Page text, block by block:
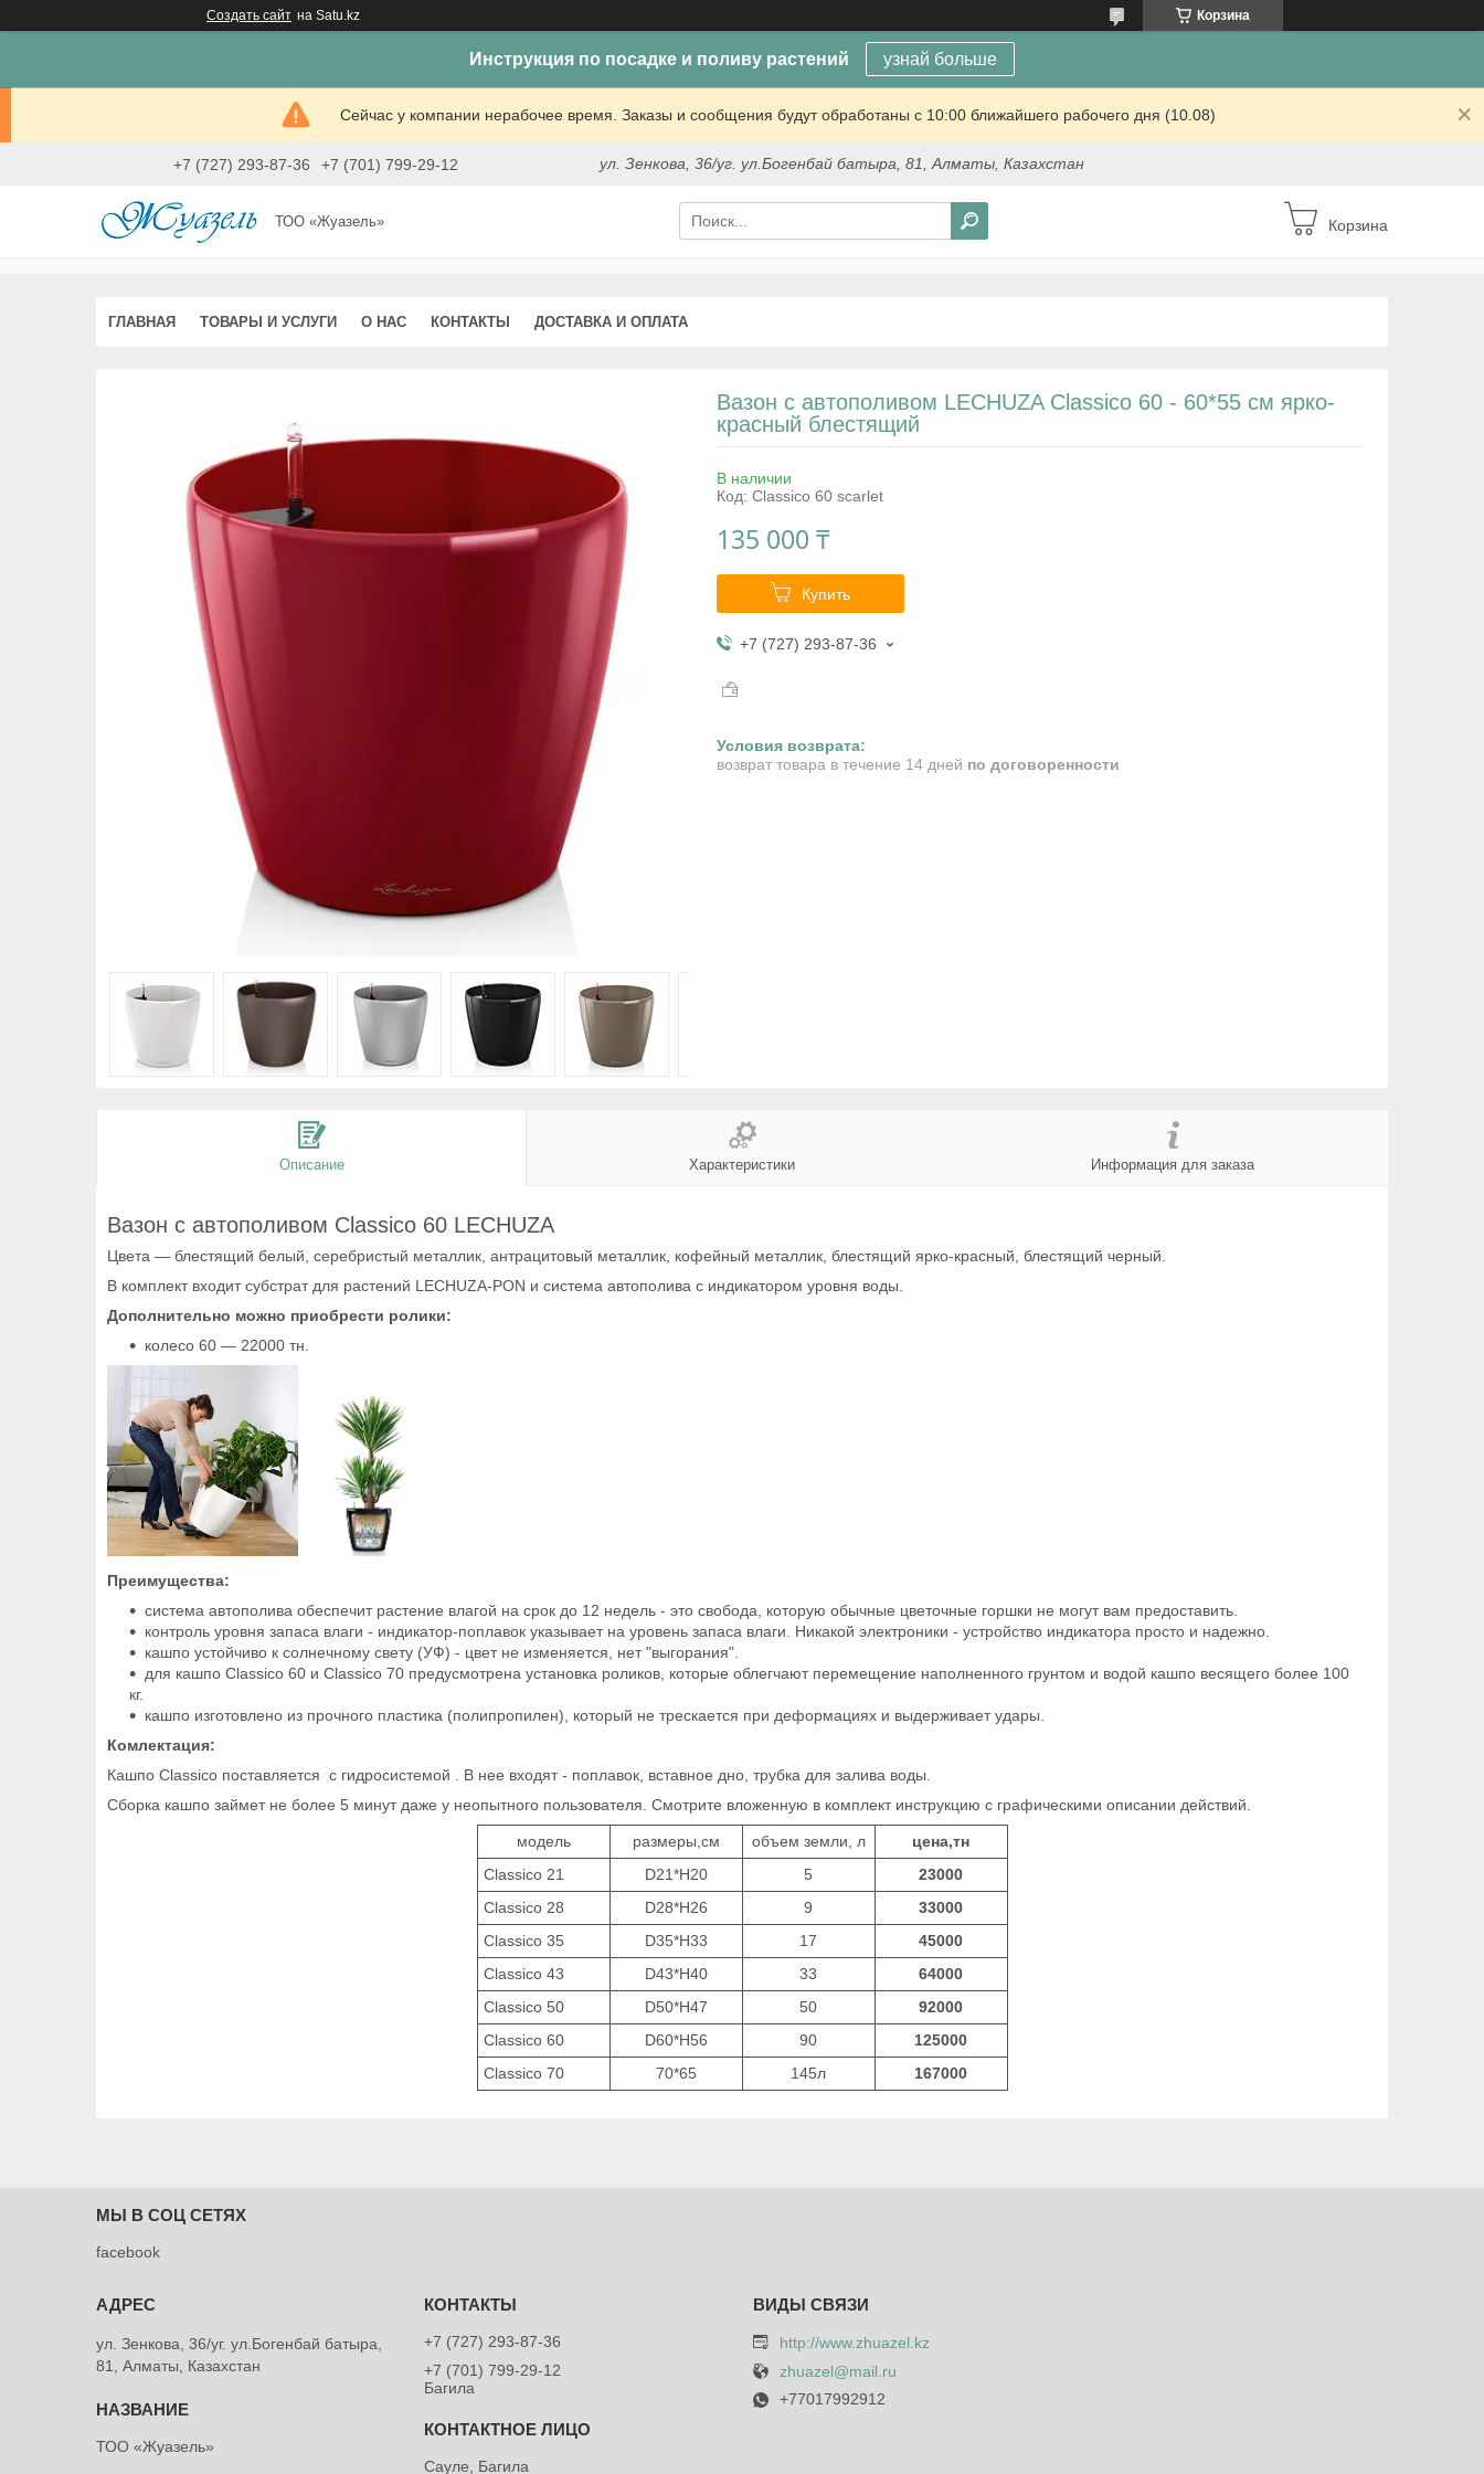
Создать сайт на Satu.kz Корзина
Инструкция по посадке и поливу растений узнай больше
Сейчас у компании нерабочее время. Заказы и сообщения будут обработаны с 10:00 ближайшего рабочего дня (10.08)
+7 (727) 293-87-36 +7 (701) 799-29-12 ул. Зенкова, 36/уг. ул.Богенбай батыра, 81, Алматы, Казахстан
ТОО «Жуазель» Корзина
ГЛАВНАЯ ТОВАРЫ И УСЛУГИ О НАС КОНТАКТЫ ДОСТАВКА И ОПЛАТА
Вазон с автополивом LECHUZA Classico 60 - 60*55 см ярко-
красный блестящий
В наличии
Код: Classico 60 scarlet
135 000 ₸
Купить
+7 (727) 293-87-36
возврат товара в течение 14 дней по договоренности
Описание Характеристики Информация для заказа
Вазон с автополивом Classico 60 LECHUZA
Цвета ― блестящий белый, серебристый металлик, антрацитовый металлик, кофейный металлик, блестящий ярко-красный, блестящий черный.
В комплект входит субстрат для растений LECHUZA-PON и система автополива с индикатором уровня воды.
Дополнительно можно приобрести ролики:
колесо 60 ― 22000 тн.
Преимущества:
система автополива обеспечит растение влагой на срок до 12 недель - это свобода, которую обычные цветочные горшки не могут вам предоставить.
контроль уровня запаса влаги - индикатор-поплавок указывает на уровень запаса влаги. Никакой электроники - устройство индикатора просто и надежно.
кашпо устойчиво к солнечному свету (УФ) - цвет не изменяется, нет "выгорания".
для кашпо Classico 60 и Classico 70 предусмотрена установка роликов, которые облегчают перемещение наполненного грунтом и водой кашпо весящего более 100
кг.
кашпо изготовлено из прочного пластика (полипропилен), который не трескается при деформациях и выдерживает удары.
Комлектация:
Кашпо Classico поставляется с гидросистемой . В нее входят - поплавок, вставное дно, трубка для залива воды.
Сборка кашпо займет не более 5 минут даже у неопытного пользователя. Смотрите вложенную в комплект инструкцию с графическими описании действий.
модель размеры,см объем земли, л
цена,тн
Classico 21
D21*H20 5
23000
Classico 28
D28*H26 9
33000
Classico 35
D35*H33 17
45000
Classico 43
D43*H40 33
64000
Classico 50
D50*H47 50
92000
Classico 60
D60*H56 90
125000
Classico 70
70*65 145л 167000
МЫ В СОЦ СЕТЯХ
facebook
ул. Зенкова, 36/уг. ул.Богенбай батыра,
81, Алматы, Казахстан
ТОО «Жуазель»
+7 (727) 293-87-36
+7 (701) 799-29-12
Багила
Сауле, Багила
http://www.zhuazel.kz
zhuazel@mail.ru
+77017992912